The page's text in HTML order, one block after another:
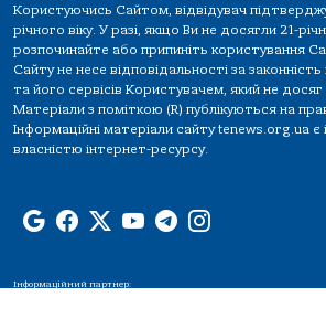
Користуючись Сайтом, відвідувач
річного віку. У разі, якщо Ви не досягли 21-
розпочинайте або припиніть користування
Сайту не несе відповідальності за
та його сервісів Користувачем, який не досяг
Матеріали з поміткою (R) публікуються на
Інформаційні матеріали сайту tenews.org.ua є
власністю інтернет-ресурсу.
Інформаційний партнер: